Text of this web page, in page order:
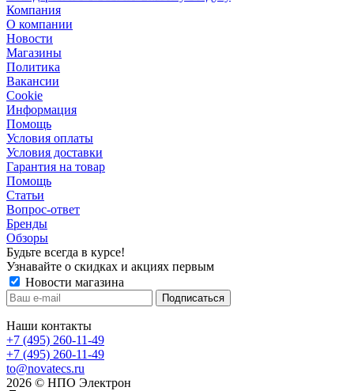
Компания
О компании
Новости
Магазины
Политика
Вакансии
Сookie
Информация
Помощь
Условия оплаты
Условия доставки
Гарантия на товар
Помощь
Статьи
Вопрос-ответ
Бренды
Обзоры
Будьте всегда в курсе!
Узнавайте о скидках и акциях первым
Новости магазина
Наши контакты
+7 (495) 260-11-49
+7 (495) 260-11-49
to@novatecs.ru
2026 © НПО Электрон